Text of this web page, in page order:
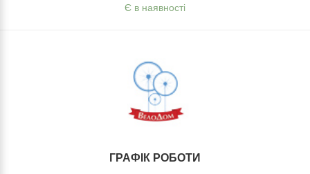
Є в наявності
ГРАФІК РОБОТИ